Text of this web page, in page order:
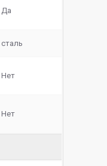
Да
сталь
Нет
Нет